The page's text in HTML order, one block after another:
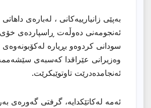
بەپێی زانیارییەكانی ، لەبارەی
ئەنجومەنی دەوڵەت ڕاسپاردەی
سودانی كردوەو بڕیارە
وەزیرانی عێراقدا كەسبەی
ئەنجامدەدرێت تاوتوێبكرێت.
ئەمە لەكاتێكدایە، گرفتی گەورەی